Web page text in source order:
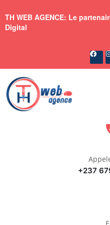
TH WEB AGENCE: Le
Digital
+237